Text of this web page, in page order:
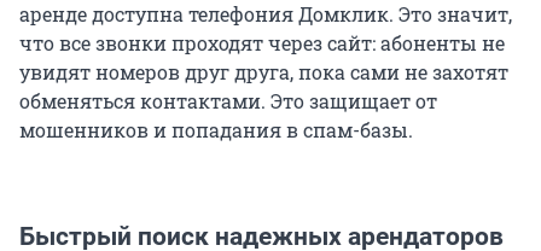
аренде доступна телефония Домклик. Это значит,
что все звонки проходят через сайт: абоненты не
увидят номеров друг друга, пока сами не захотят
обменяться контактами. Это защищает от
мошенников и попадания в спам-базы.
Быстрый поиск надежных арендаторов